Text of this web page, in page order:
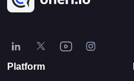
Platform